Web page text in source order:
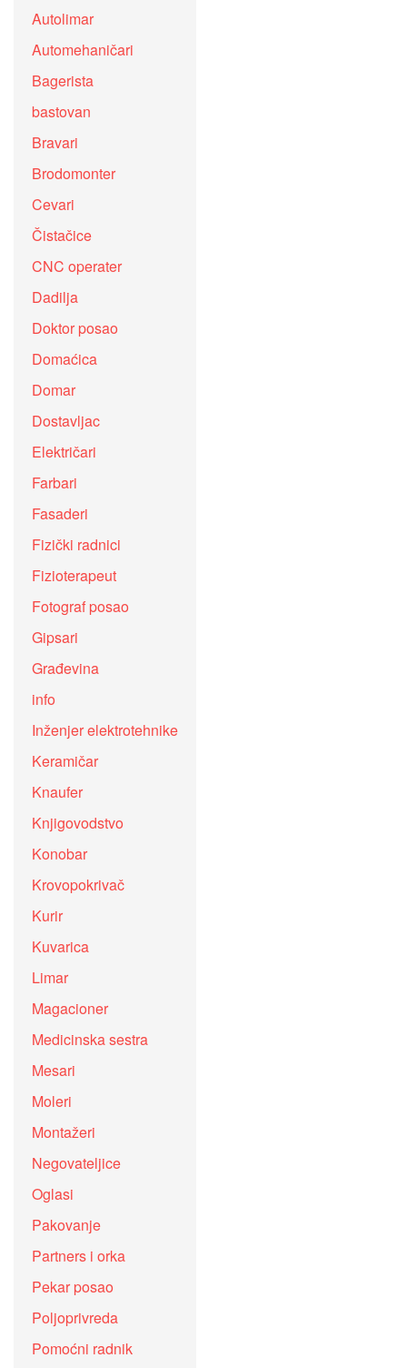
Autolimar
Automehaničari
Bagerista
bastovan
Bravari
Brodomonter
Cevari
Čistačice
CNC operater
Dadilja
Doktor posao
Domaćica
Domar
Dostavljac
Električari
Farbari
Fasaderi
Fizički radnici
Fizioterapeut
Fotograf posao
Gipsari
Građevina
info
Inženjer elektrotehnike
Keramičar
Knaufer
Knjigovodstvo
Konobar
Krovopokrivač
Kurir
Kuvarica
Limar
Magacioner
Medicinska sestra
Mesari
Moleri
Montažeri
Negovateljice
Oglasi
Pakovanje
Partners i orka
Pekar posao
Poljoprivreda
Pomoćni radnik